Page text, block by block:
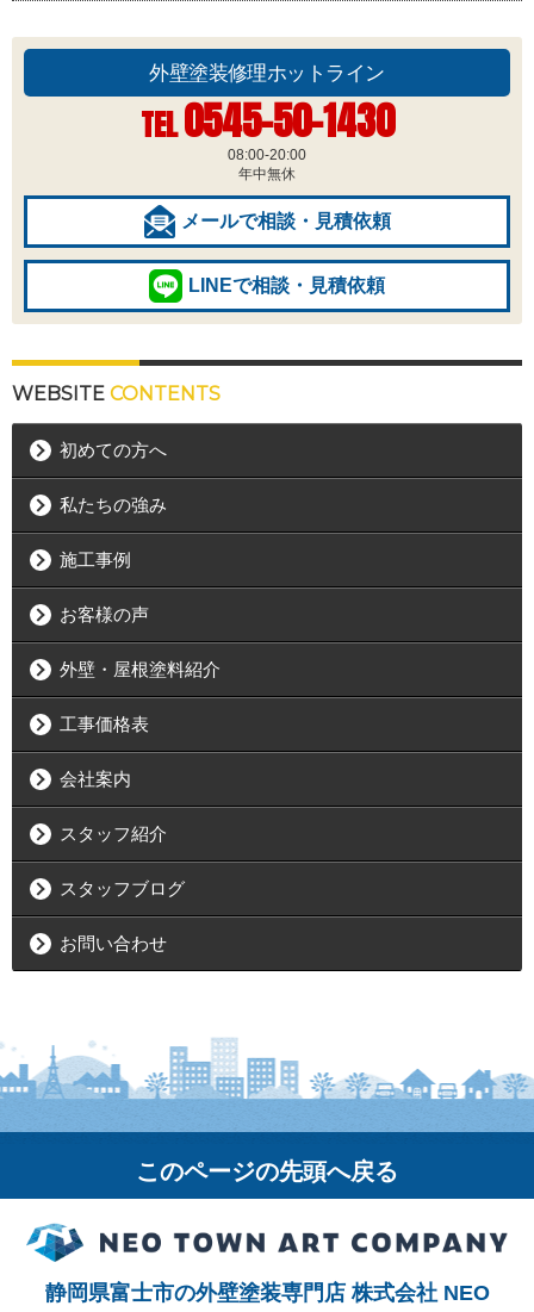
外壁塗装修理ホットライン
TEL0545-50-1430
08:00-20:00
年中無休
メールで相談・見積依頼
LINEで相談・見積依頼
WEBSITE CONTENTS
初めての方へ
私たちの強み
施工事例
お客様の声
外壁・屋根塗料紹介
工事価格表
会社案内
スタッフ紹介
スタッフブログ
お問い合わせ
このページの先頭へ戻る
静岡県富士市の外壁塗装専門店 株式会社 NEO